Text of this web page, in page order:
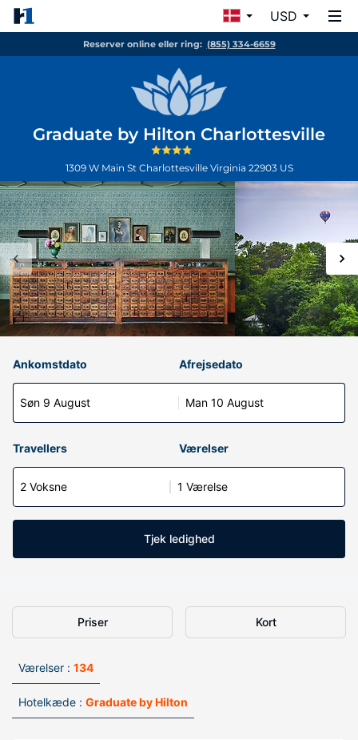
USD
Reserver online eller ring: (855) 334-6659
Graduate by Hilton Charlottesville
1309 W Main St Charlottesville Virginia 22903 US
Ankomstdato
Søn 9 August
Afrejsedato
Man 10 August
Travellers Værelser
2 Voksne 1 Værelse
Tjek ledighed
Priser Kort
Værelser : 134
Hotelkæde : Graduate by Hilton